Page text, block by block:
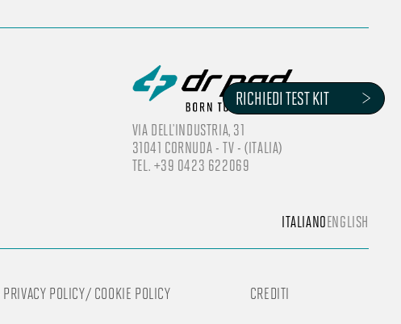
VIA DELL’INDUSTRIA, 31
31041 CORNUDA - TV - (ITALIA)
TEL. +39 0423 622069
ITALIANOENGLISH
PRIVACY POLICY/ COOKIE POLICY CREDITI
RICHIEDI TEST KIT